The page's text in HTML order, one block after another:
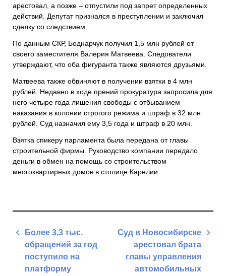
арестовал, а позже – отпустили под запрет определенных
действий. Депутат признался в преступлении и заключил
сделку со следствием.
По данным СКР, Боднарчук получил 1,5 млн рублей от
своего заместителя Валерия Матвеева. Следователи
утверждают, что оба фигуранта также являются друзьями.
Матвеева также обвиняют в получении взятки в 4 млн
рублей. Недавно в ходе прений прокуратура запросила для
него четыре года лишения свободы с отбыванием
наказания в колонии строгого режима и штраф в 32 млн
рублей. Суд назначил ему 3,5 года и штраф в 20 млн.
Взятка спикеру парламента была передана от главы
строительной фирмы. Руководство компании передало
деньги в обмен на помощь со строительством
многоквартирных домов в столице Карелии.
Навигация
записям
Более 3,3 тыс.
обращений за год
поступило на
платформу
Суд в Новосибирске
арестовал брата
главы управления
автомобильных